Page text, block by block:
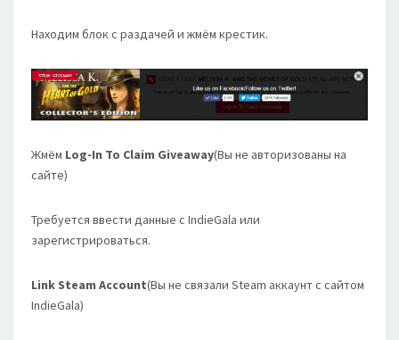
Находим блок с раздачей и жмём крестик.
Жмём Log-In To Claim Giveaway(Вы не авторизованы на
сайте)
Требуется ввести данные с IndieGala или
зарегистрироваться.
Link Steam Account(Вы не связали Steam аккаунт с сайтом
IndieGala)